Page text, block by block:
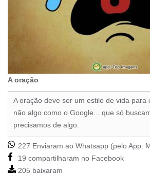
A oração
A oração deve ser um estilo de vida para
não algo como o Google... que só
precisamos de algo.
227 Enviaram ao Whatsapp (pelo App:
19 compartilharam no Facebook
205 baixaram